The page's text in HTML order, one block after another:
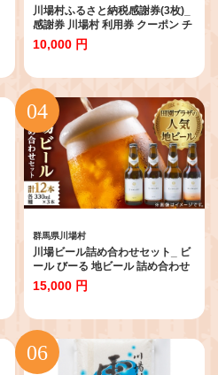
川場村ふるさと納税感謝券(3枚)_
感謝券 川場村 利用券 クーポン チ
ケット 人気【1398181】
10,000 円
群馬県川場村
川場ビール詰め合わせセット_ ビ
ール びーる 地ビール 詰め合わせ
飲み比べ 4種 セット 川場ビール
酒 お酒 さけ 麦酒 アルコール 飲料
ァイツェン カワバエール 雪ほた
かピルスナー IPA 群馬県 送料無料
【1340790】
15,000 円